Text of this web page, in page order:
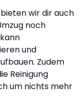
wir dir auch
noch
und
Zudem
Reinigung
um nichts mehr